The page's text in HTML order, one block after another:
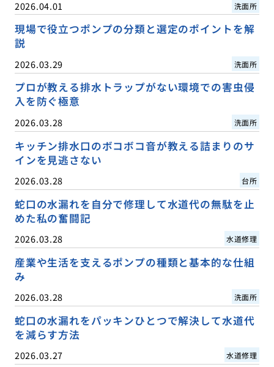
2026.04.01 洗面所
現場で役立つポンプの分類と選定のポイントを解
説
2026.03.29 洗面所
プロが教える排水トラップがない環境での害虫侵
入を防ぐ極意
2026.03.28 洗面所
キッチン排水口のボコボコ音が教える詰まりのサ
インを見逃さない
2026.03.28 台所
蛇口の水漏れを自分で修理して水道代の無駄を止
めた私の奮闘記
2026.03.28 水道修理
産業や生活を支えるポンプの種類と基本的な仕組
み
2026.03.28 洗面所
蛇口の水漏れをパッキンひとつで解決して水道代
を減らす方法
2026.03.27 水道修理